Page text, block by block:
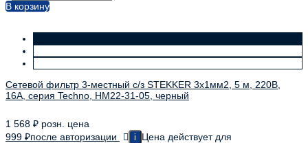
В корзину
Сетевой фильтр 3-местный с/з STEKKER 3x1мм2, 5 м, 220В,
16А, серия Techno, HM22-31-05, черный
1 568 ₽ розн. цена
999 ₽после авторизации i
Цена действует для